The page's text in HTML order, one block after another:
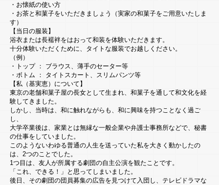
About Us 企業情報
・お懐紙の使い方
・お茶と和菓子をいただきましょう（実家の和菓子をご用意いたしま
す）
【当日の服装】
浴衣または長襦袢をはおって和装を体験いただきます。
十分体験いただくために、タイトな服装でお越しください。
（例）
・トップ ： ブラウス、薄手のセーター等
・ボトム ： タイトスカート、スリムパンツ等
【私（基実恵）について】
東京の老舗和菓子屋の長女として生まれ、和菓子を通して和文化を経
験してきました。
しかし、当時は、和に触れながらも、和に興味を持つことなく過ご
し、
大学卒業後は、家業とは無縁な一般企業や弁護士事務所などで、秘書
の仕事をしていました。
このようないわゆる普通の人生を送っていた私を大きく動かしたの
は、2つのことでした。
1つ目は、友人が所属する劇団の自主公演を観たことです。
「これ、できる！」と思ってしまいました。
後日、その劇団の団員募集の広告を見つけて入団し、テレビドラマな